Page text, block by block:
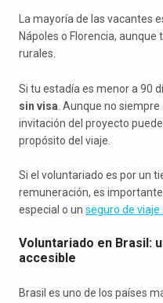
La mayoría de las vacantes
Nápoles o Florencia,
rurales.
Si tu estadía es menor a 90
sin visa . Aunque no
invitación del proyecto
propósito del viaje.
Si el voluntariado es por un
remuneración, es
especial o un seguro de viaje
Voluntariado en Brasil:
accesible
Brasil es uno de los países